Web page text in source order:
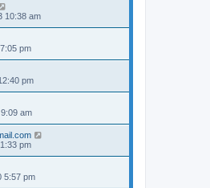
10:38 am
pm
pm
am
pm
5:57 pm